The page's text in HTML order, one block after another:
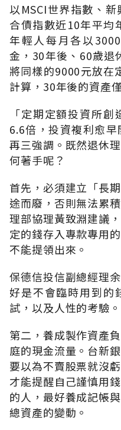
以MSCI世界指數、
合債指數近10年平均
年輕人每月各以
金，30年後、60歲退
將同樣的9000元放在
計算，30年後的資產
「定期定額投資所
6.6倍，投資複利愈
再三強調。既然退休
何著手呢？
首先，必須建立「長
途而廢，否則無法累
理部協理黃致淵建議
定的錢存入專款專用
不能提領出來。
保德信投信副總經理
好是不會臨時用到的
試，以及人性的考驗。
第二，養成製作資產
庭的現金流量。台新
要以為不賣股票就沒
才能提醒自己謹慎用
的人，最好養成記帳
總資產的變動。